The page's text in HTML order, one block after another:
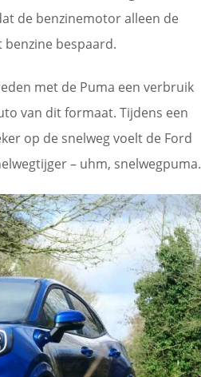
de benzinemotor alleen de
bespaard.
met de Puma een verbruik
van dit formaat. Tijdens een
op de snelweg voelt de Ford
– uhm, snelwegpuma.